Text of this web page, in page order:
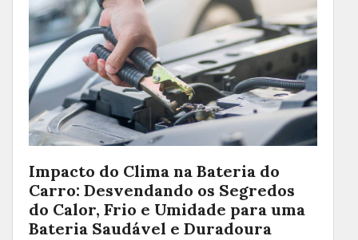
Impacto do Clima na Bateria do
Carro: Desvendando os Segredos
do Calor, Frio e Umidade para uma
Bateria Saudável e Duradoura